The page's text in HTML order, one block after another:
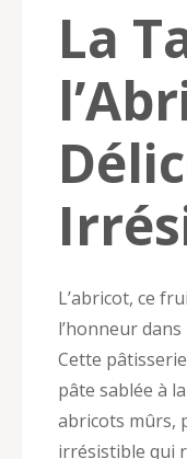
La
L’abricot, ce
l’honneur
Cette
pâte sablée à
abricots mûrs,
irrésistible qui